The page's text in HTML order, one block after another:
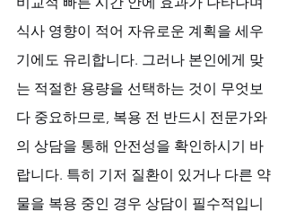
식사 영향이 적어 자유로운 계획을 세우
기에도 유리합니다. 그러나 본인에게 맞
는 적절한 용량을 선택하는 것이 무엇보
다 중요하므로, 복용 전 반드시 전문가와
의 상담을 통해 안전성을 확인하시기 바
랍니다. 특히 기저 질환이 있거나 다른 약
물을 복용 중인 경우 상담이 필수적입니